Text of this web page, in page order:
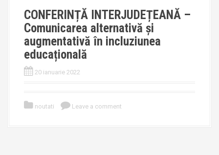
CONFERINȚĂ INTERJUDEȚEANĂ –
Comunicarea alternativă și
augmentativă în incluziunea
educațională
20 ianuarie 2022
noutati Leave a comment